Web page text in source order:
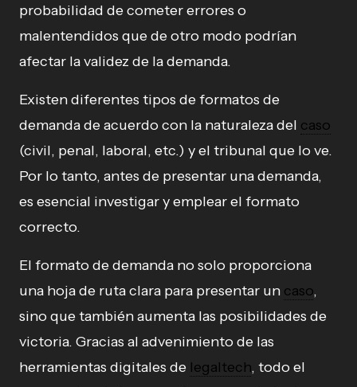
probabilidad de cometer errores o
malentendidos que de otro modo podrían
afectar la validez de la demanda.
Existen diferentes tipos de formatos de
demanda de acuerdo con la naturaleza del caso
(civil, penal, laboral, etc.) y el tribunal que lo ve.
Por lo tanto, antes de presentar una demanda,
es esencial investigar y emplear el formato
correcto.
El formato de demanda no solo proporciona
una hoja de ruta clara para presentar un caso,
sino que también aumenta las posibilidades de
victoria. Gracias al advenimiento de las
herramientas digitales de legaltech, todo el